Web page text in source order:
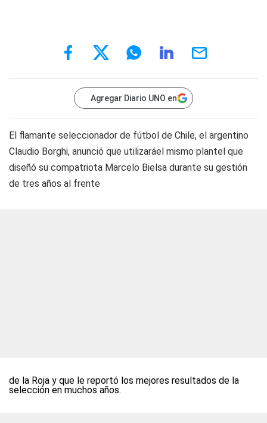
Agregar Diario UNO en
El flamante seleccionador de fútbol de Chile, el argentino
Claudio Borghi, anunció que utilizaráel mismo plantel que
diseñó su compatriota Marcelo Bielsa durante su gestión
de tres años al frente
de la Roja y que le reportó los mejores resultados de la
selección en muchos años.